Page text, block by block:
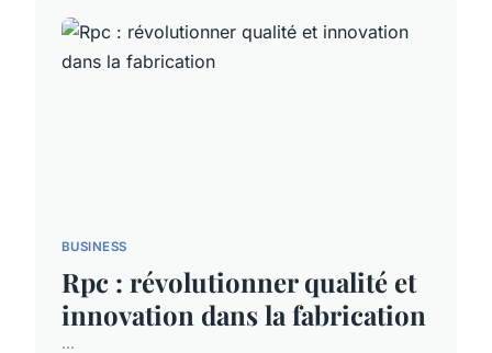
BUSINESS
Rpc : révolutionner qualité et
innovation dans la fabrication
...